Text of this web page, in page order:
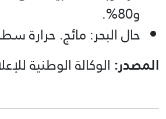
و80%.
حال البحر: مائج. حرارة سطح
المصدر: الوكالة الوطنية